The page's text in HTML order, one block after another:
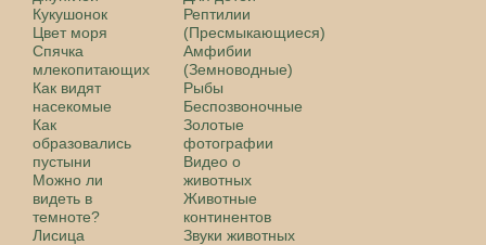
Кукушонок
Цвет моря
Спячка
млекопитающих
Как видят
насекомые
Как
образовались
пустыни
Можно ли
видеть в
темноте?
Лисица
Рептилии
(Пресмыкающиеся)
Амфибии
(Земноводные)
Рыбы
Беспозвоночные
Золотые
фотографии
Видео о
животных
Животные
континентов
Звуки животных